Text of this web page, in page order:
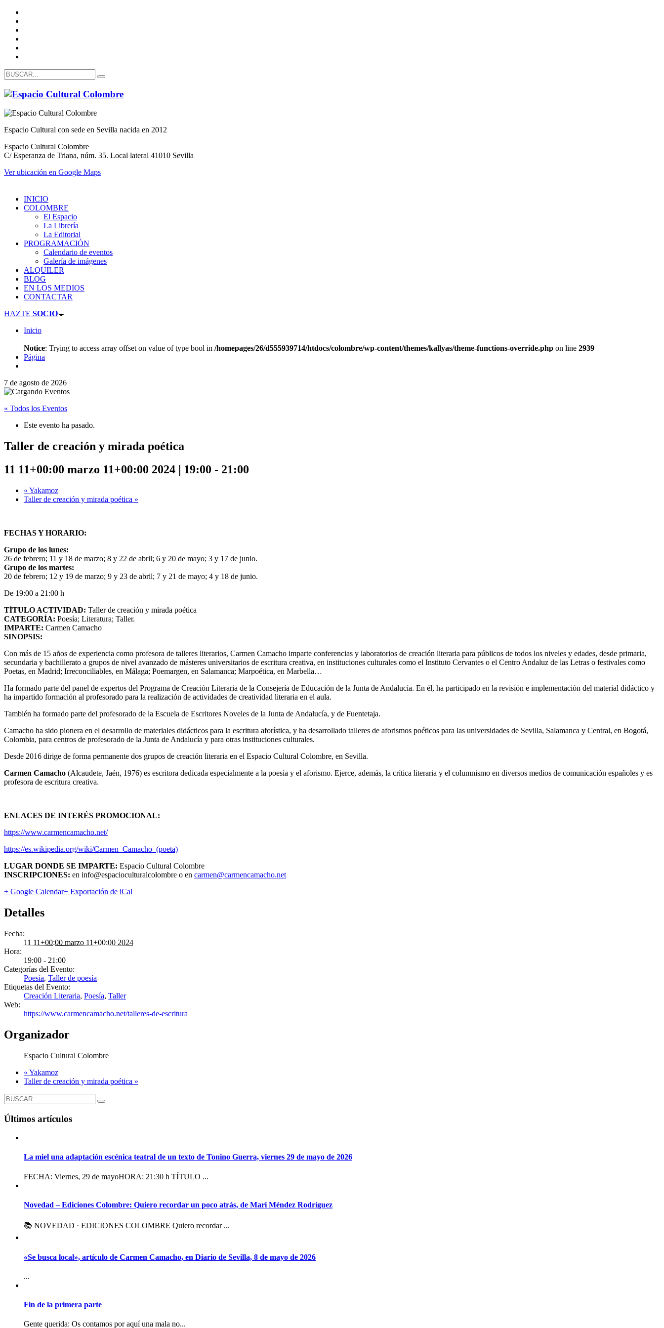
Espacio Cultural con sede en Sevilla nacida en 2012
Espacio Cultural Colombre
C/ Esperanza de Triana, núm. 35. Local lateral 41010 Sevilla
Ver ubicación en Google Maps
INICIO
COLOMBRE
El Espacio
La Librería
La Editorial
PROGRAMACIÓN
Calendario de eventos
Galería de imágenes
ALQUILER
BLOG
EN LOS MEDIOS
CONTACTAR
HAZTE SOCIO
Inicio
Notice: Trying to access array offset on value of type bool in /homepages/26/d555939714/htdocs/colombre/wp-content/themes/kallyas/theme-functions-override.php on line 2939
Página
7 de agosto de 2026
« Todos los Eventos
Este evento ha pasado.
Taller de creación y mirada poética
11 11+00:00 marzo 11+00:00 2024 | 19:00 - 21:00
« Yakamoz
Taller de creación y mirada poética »
FECHAS YHORARIO:
Grupo de los lunes:
26 de febrero; 11 y 18 de marzo; 8 y 22 de abril; 6 y 20 de mayo; 3 y 17 de junio.
Grupo de los martes:
20 de febrero; 12 y 19 de marzo; 9 y 23 de abril; 7 y 21 de mayo; 4 y 18 de junio.
De 19:00 a 21:00 h
TÍTULO ACTIVIDAD: Taller de creación y mirada poética
CATEGORÍA: Poesía; Literatura; Taller.
IMPARTE: Carmen Camacho
SINOPSIS:
Con más de 15 años de experiencia como profesora de talleres literarios, Carmen Camacho imparte conferencias y laboratorios de creación literaria para públicos de todos los niveles y edades, desde primaria,
secundaria y bachillerato a grupos de nivel avanzado de másteres universitarios de escritura creativa, en instituciones culturales como el Instituto Cervantes o el Centro Andaluz de las Letras o festivales como
Poetas, en Madrid; Irreconciliables, en Málaga; Poemargen, en Salamanca; Marpoética, en Marbella…
Ha formado parte del panel de expertos del Programa de Creación Literaria de la Consejería de Educación de la Junta de Andalucía. En él, ha participado en la revisión e implementación del material didáctico y
ha impartido formación al profesorado para la realización de actividades de creatividad literaria en el aula.
También ha formado parte del profesorado de la Escuela de Escritores Noveles de la Junta de Andalucía, y de Fuentetaja.
Camacho ha sido pionera en el desarrollo de materiales didácticos para la escritura aforística, y ha desarrollado talleres de aforismos poéticos para las universidades de Sevilla, Salamanca y Central, en Bogotá,
Colombia, para centros de profesorado de la Junta de Andalucía y para otras instituciones culturales.
Desde 2016 dirige de forma permanente dos grupos de creación literaria en el Espacio Cultural Colombre, en Sevilla.
Carmen Camacho (Alcaudete, Jaén, 1976) es escritora dedicada especialmente a la poesía y el aforismo. Ejerce, además, la crítica literaria y el columnismo en diversos medios de comunicación españoles y es
profesora de escritura creativa.
ENLACES DE INTERÉS PROMOCIONAL:
https://www.carmencamacho.net/
https://es.wikipedia.org/wiki/Carmen_Camacho_(poeta)
LUGAR DONDE SE IMPARTE: Espacio Cultural Colombre
INSCRIPCIONES: en info@espacioculturalcolombre o en carmen@carmencamacho.net
+ Google Calendar+ Exportación de iCal
Detalles
Fecha:
11 11+00:00 marzo 11+00:00 2024
Hora:
19:00 - 21:00
Categorías del Evento:
Poesía, Taller de poesía
Etiquetas del Evento:
Creación Literaria, Poesía, Taller
Web:
https://www.carmencamacho.net/talleres-de-escritura
Organizador
Espacio Cultural Colombre
« Yakamoz
Taller de creación y mirada poética »
Últimos artículos
La miel una adaptación escénica teatral de un texto de Tonino Guerra, viernes 29 de mayo de 2026
FECHA: Viernes, 29 de mayoHORA: 21:30 h TÍTULO ...
Novedad – Ediciones Colombre: Quiero recordar un poco atrás, de Mari Méndez Rodríguez
📚 NOVEDAD · EDICIONES COLOMBRE Quiero recordar ...
«Se busca local», artículo de Carmen Camacho, en Diario de Sevilla, 8 de mayo de 2026
...
Fin de la primera parte
Gente querida: Os contamos por aquí una mala no...